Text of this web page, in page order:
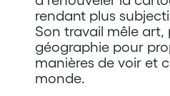
rendant plus
Son travail mêle art,
géographie pour
manières de voir et
monde.